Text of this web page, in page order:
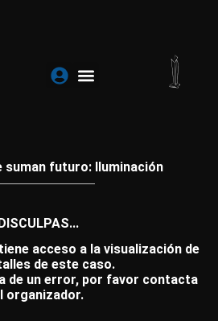
suman futuro: Iluminación
DISCULPAS...
acceso a la visualización de
de este caso.
de un error, por favor contacta
organizador.